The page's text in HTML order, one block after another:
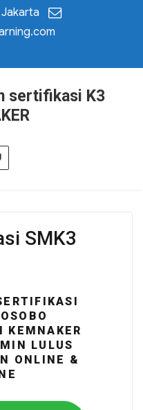
Jakarta
sertifikasi K3
SMK3
KEMNAKER
LULUS
ONLINE &